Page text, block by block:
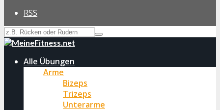
RSS
Alle Übungen
Arme
Bizeps
Trizeps
Unterarme